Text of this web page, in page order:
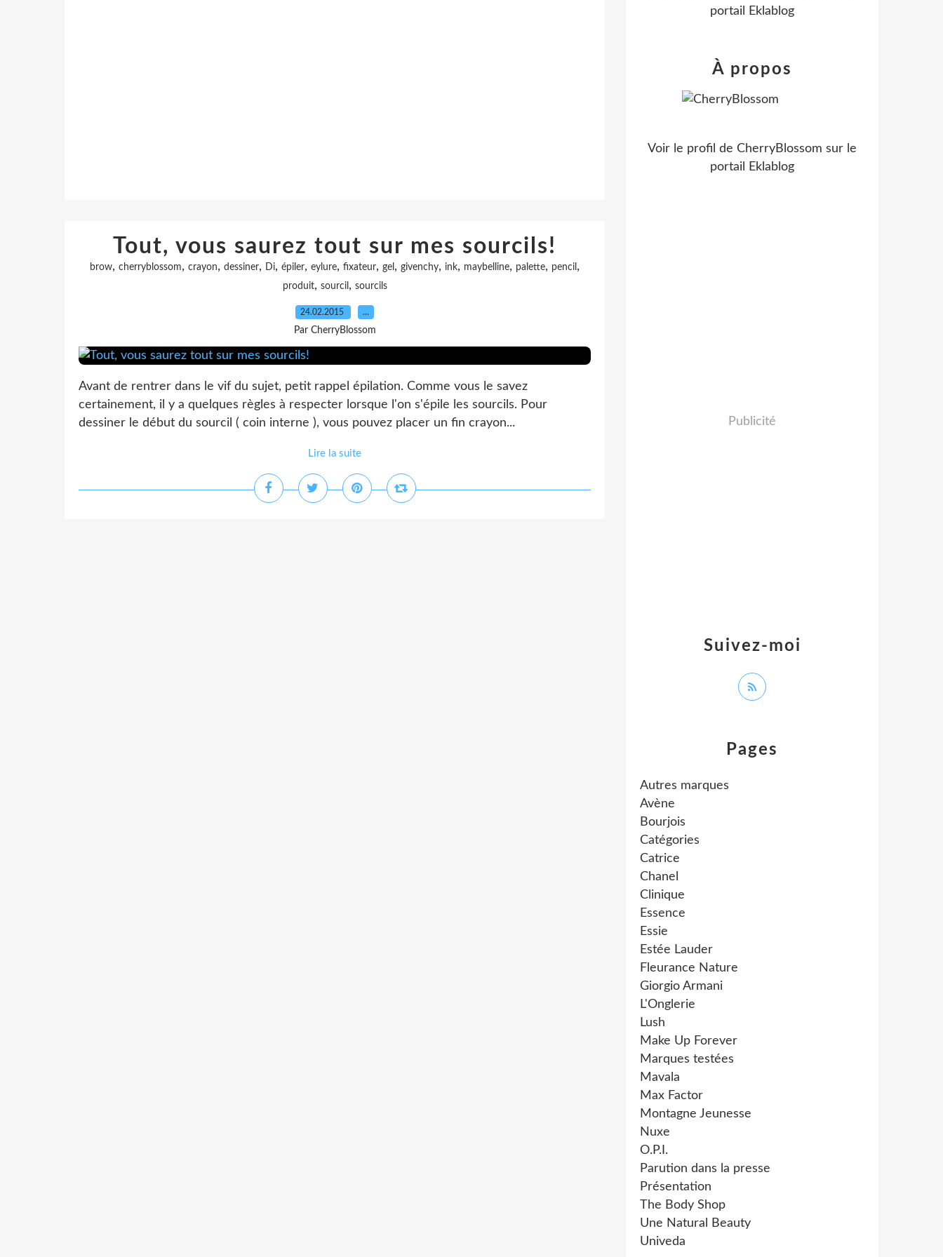
Tout, vous saurez tout sur mes sourcils!
brow, cherryblossom, crayon, dessiner, Di, épiler, eylure, fixateur, gel , givenchy, ink, maybelline, palette, pencil ,
produit, sourcil, sourcils
24.02.2015 …
Par CherryBlossom
Avant de rentrer dans le vif du sujet, petit rappel épilation. Comme vous le savez
certainement, il y a quelques règles à respecter lorsque l'on s'épile les sourcils. Pour
dessiner le début du sourcil ( coin interne ), vous pouvez placer un fin crayon...
Lire la suite
Pages
Autres marques
Avène
Bourjois
Catégories
Catrice
Chanel
Clinique
Essence
Essie
Estée Lauder
Fleurance Nature
Giorgio Armani
L'Onglerie
Lush
Make Up Forever
Marques testées
Mavala
Max Factor
Montagne Jeunesse
Nuxe
O.P.I.
Parution dans la presse
Présentation
The Body Shop
Une Natural Beauty
Univeda
portail Eklablog
Suivez-moi
À propos
Voir le profil de CherryBlossom sur le
portail Eklablog
Publicité